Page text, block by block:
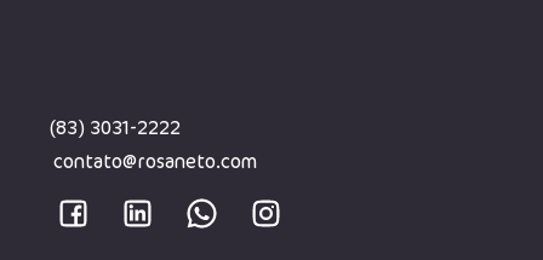
(83) 3031-2222
contato@rosaneto.com